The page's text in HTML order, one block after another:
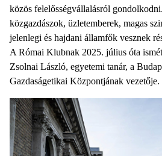
közös felelősségvállalásról
közgazdászok, üzletemberek, magas
jelenlegi és hajdani államfők vesznek
A Római Klubnak 2025. július óta
Zsolnai László, egyetemi tanár, a
Gazdaságetikai Központjának vezetője.